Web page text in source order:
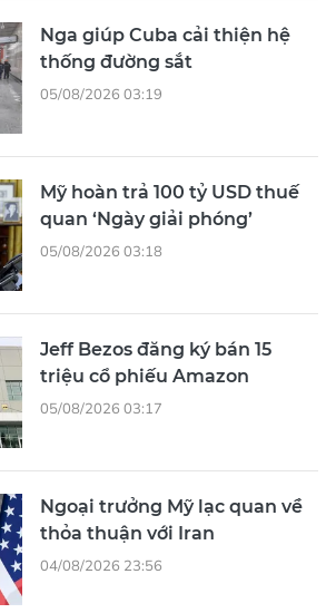
Nga giúp Cuba cải thiện hệ
thống đường sắt
05/08/2026 03:19
Mỹ hoàn trả 100 tỷ USD thuế
quan ‘Ngày giải phóng’
05/08/2026 03:18
Jeff Bezos đăng ký bán 15
triệu cổ phiếu Amazon
05/08/2026 03:17
Ngoại trưởng Mỹ lạc quan về
thỏa thuận với Iran
04/08/2026 23:56